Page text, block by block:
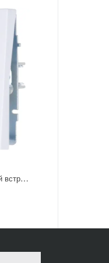
Переключатель промежуточный встраиваемый Lezard Zima 2 клавиши цвет белый